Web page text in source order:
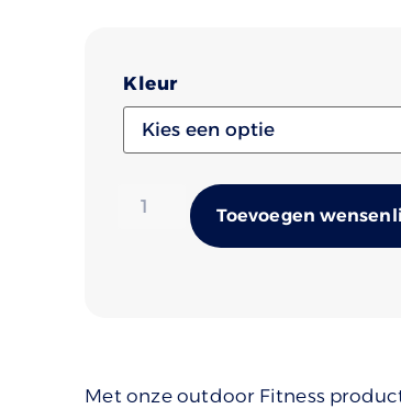
Kleur
Toevoegen
Met onze outdoor Fitness